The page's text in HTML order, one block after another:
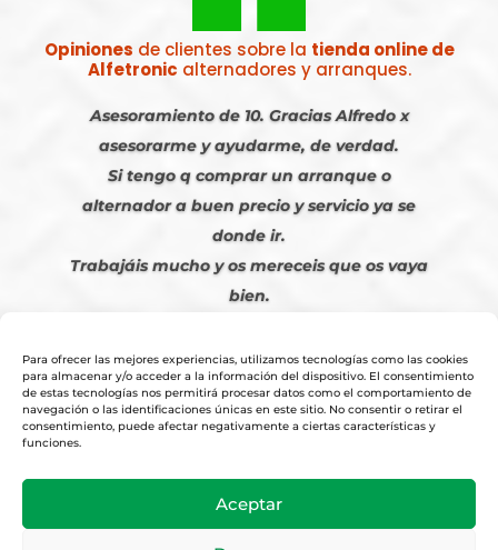
Para ofrecer las mejores experiencias, utilizamos tecnologías como las cookies
para almacenar y/o acceder a la información del dispositivo. El consentimiento
de estas tecnologías nos permitirá procesar datos como el comportamiento de
navegación o las identificaciones únicas en este sitio. No consentir o retirar el
consentimiento, puede afectar negativamente a ciertas características y
funciones.
Aceptar
Opiniones de clientes sobre la tienda online de
Alfetronic alternadores y arranques.
Asesoramiento de 10. Gracias Alfredo x
asesorarme y ayudarme, de verdad.
Si tengo q comprar un arranque o
alternador a buen precio y servicio ya se
donde ir.
Trabajáis mucho y os mereceis que os vaya
bien.
Condiciones Venta Online
Diseño y Posicionamiento Web,Agencia web-espana.es